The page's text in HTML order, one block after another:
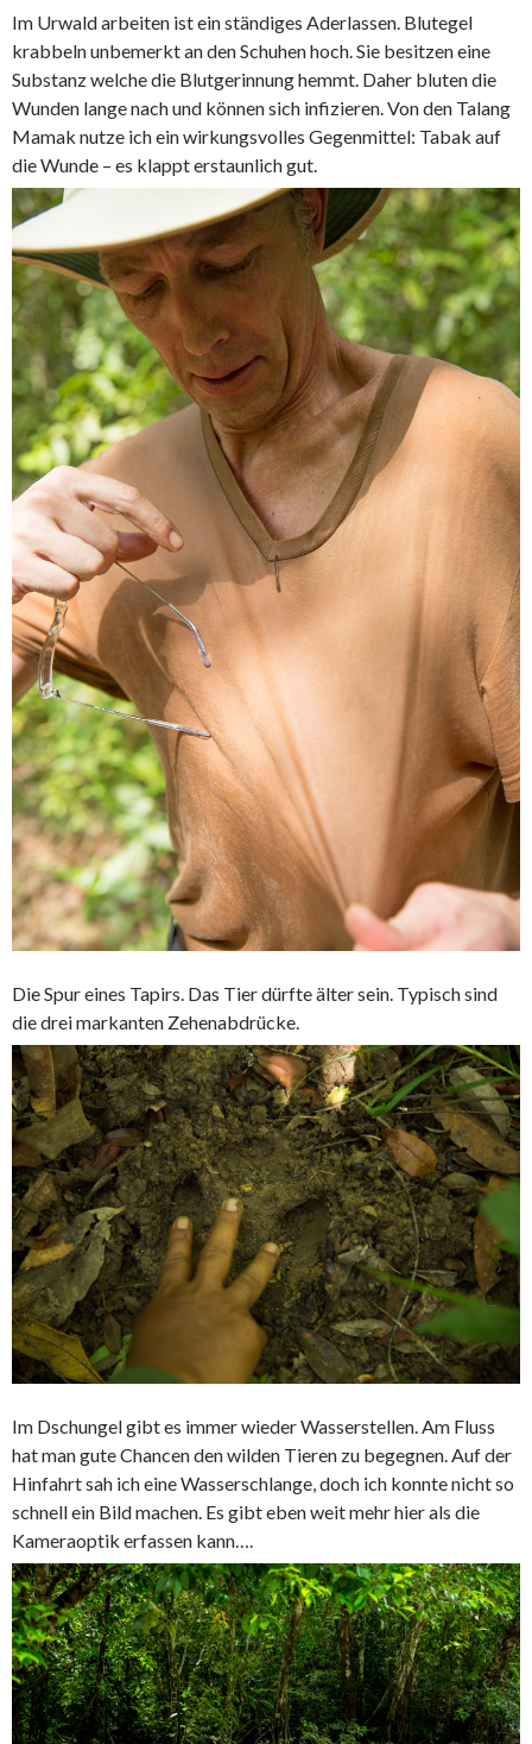
Im Urwald arbeiten ist ein ständiges Aderlassen. Blutegel
krabbeln unbemerkt an den Schuhen hoch. Sie besitzen eine
Substanz welche die Blutgerinnung hemmt. Daher bluten die
Wunden lange nach und können sich infizieren. Von den Talang
Mamak nutze ich ein wirkungsvolles Gegenmittel: Tabak auf
die Wunde – es klappt erstaunlich gut.
Die Spur eines Tapirs. Das Tier dürfte älter sein. Typisch sind
die drei markanten Zehenabdrücke.
Im Dschungel gibt es immer wieder Wasserstellen. Am Fluss
hat man gute Chancen den wilden Tieren zu begegnen. Auf der
Hinfahrt sah ich eine Wasserschlange, doch ich konnte nicht so
schnell ein Bild machen. Es gibt eben weit mehr hier als die
Kameraoptik erfassen kann….